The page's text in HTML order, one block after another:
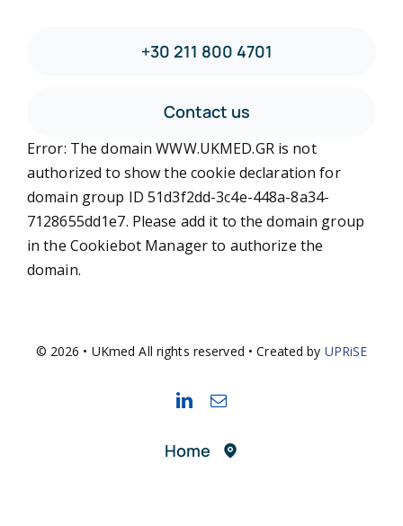
+30 211 800 4701
Contact us
Error: The domain WWW.UKMED.GR is not
authorized to show the cookie declaration for
domain group ID 51d3f2dd-3c4e-448a-8a34-
7128655dd1e7. Please add it to the domain group
in the Cookiebot Manager to authorize the
domain.
© 2026 • UKmed All rights reserved • Created by UPRiSE
Home